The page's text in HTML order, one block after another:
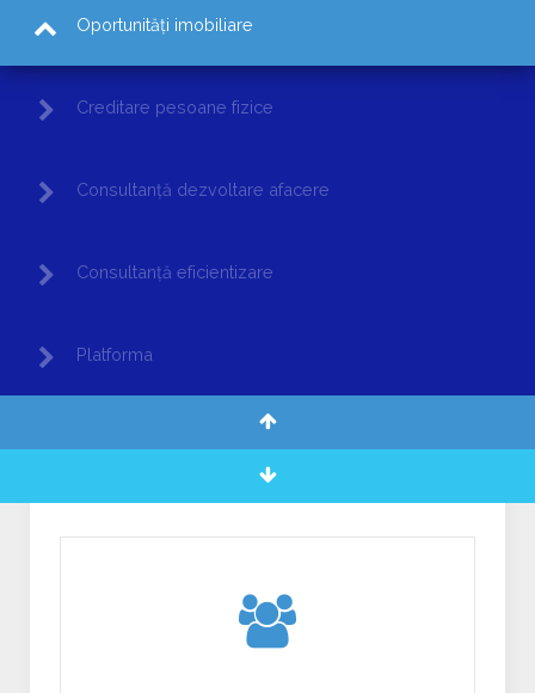
Oportunități imobiliare
Creditare pesoane fizice
Consultanță dezvoltare afacere
Consultanță eficientizare
Platforma